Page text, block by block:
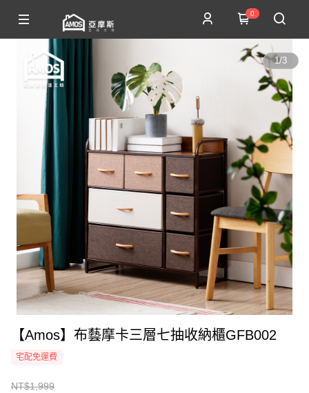
0
1/3
【Amos】布藝摩卡三層七抽收納櫃GFB002
宅配免運費
NT$1,999